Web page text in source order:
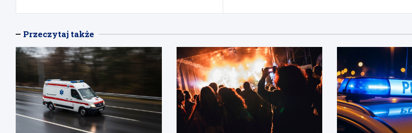
Przeczytaj także